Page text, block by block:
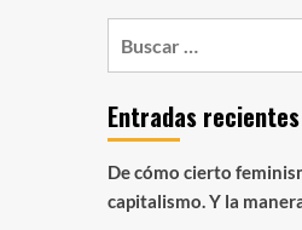
Entradas recientes
De cómo cierto
capitalismo. Y la